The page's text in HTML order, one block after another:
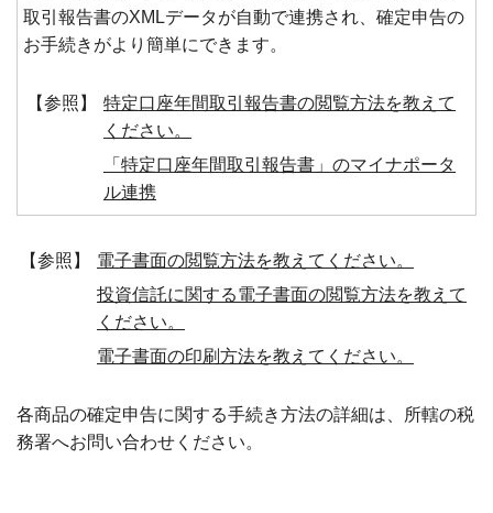
取引報告書のXMLデータが自動で連携され、確定申告の
お手続きがより簡単にできます。
【参照】
特定口座年間取引報告書の閲覧方法を教えて
ください。
「特定口座年間取引報告書」のマイナポータ
ル連携
【参照】
電子書面の閲覧方法を教えてください。
投資信託に関する電子書面の閲覧方法を教えて
ください。
電子書面の印刷方法を教えてください。
各商品の確定申告に関する手続き方法の詳細は、所轄の税
務署へお問い合わせください。